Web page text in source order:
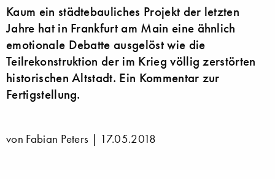
Kaum ein städtebauliches Projekt der letzten
Jahre hat in Frankfurt am Main eine ähnlich
emotionale Debatte ausgelöst wie die
Teilrekonstruktion der im Krieg völlig zerstörten
historischen Altstadt. Ein Kommentar zur
Fertigstellung.
von Fabian Peters | 17.05.2018